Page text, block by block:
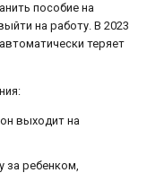
пособие на
на работу. В 2023
теряет
выходит на
за ребенком,